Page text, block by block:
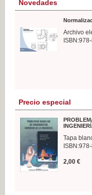
Novedades
Archivo
Precio especial
Tapa
2,00 €